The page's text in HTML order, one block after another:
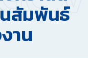
นสัมพันธ์
าน